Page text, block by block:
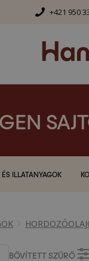
+421 950
ILLATANYAGOK
BŐVÍTETT SZŰRŐ